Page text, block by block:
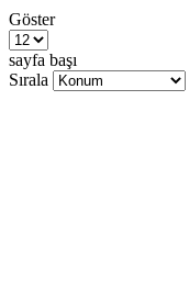
Göster
sayfa başı
Sırala